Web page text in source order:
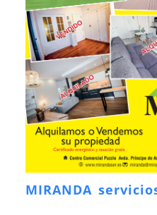
MIRANDA